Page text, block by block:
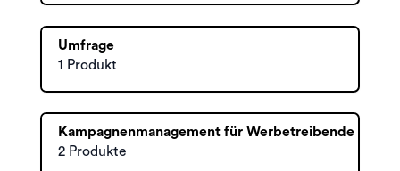
Umfrage
1 Produkt
Kampagnenmanagement für Werbetreibende
2 Produkte